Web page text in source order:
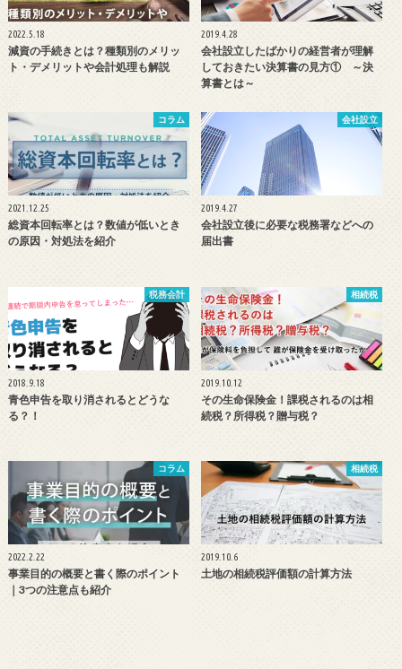
2022.5.18
減資の手続きとは？種類別のメリッ
ト・デメリットや会計処理も解説
2019.4.28
会社設立したばかりの経営者が理解
しておきたい決算書の見方① ～決
算書とは～
コラム
2021.12.25
総資本回転率とは？数値が低いとき
の原因・対処法を紹介
会社設立
2019.4.27
会社設立後に必要な税務署などへの
届出書
税務会計
2018.9.18
青色申告を取り消されるとどうな
る？！
相続税
2019.10.12
その生命保険金！課税されるのは相
続税？所得税？贈与税？
コラム
2022.2.22
事業目的の概要と書く際のポイント
｜3つの注意点も紹介
相続税
2019.10.6
土地の相続税評価額の計算方法